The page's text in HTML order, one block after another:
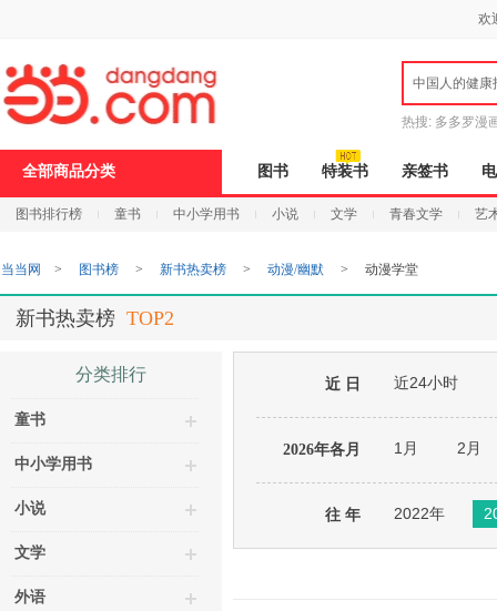
打
开
无
障
页
加
欢
中国人的健康
热搜: 多多罗漫
全部商品分类 图书 特装书 亲签书
图书排行榜 童书 中小学用书 小说 文学 青春文学 艺
当当网 > 图书榜 > 新书热卖榜 > 动漫/幽默 > 动漫学堂
新书热卖榜 TOP2
分类排行
童书
中小学用书
小说
文学
外语
近 日 近24小时
2026年各月 1月 2月
往 年 2022年